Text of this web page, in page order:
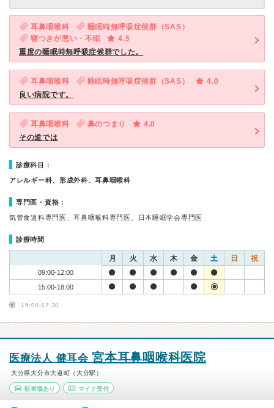
耳鼻咽喉科
睡眠時無呼吸症候群（SAS）
寝つきが悪い・不眠
4.5
重度の睡眠時無呼吸症候群でした。
耳鼻咽喉科 睡眠時無呼吸症候群（SAS）
4.0
良い病院です。
耳鼻咽喉科 鼻のつまり
4.0
その道では
診療科目：
アレルギー科、形成外科、耳鼻咽喉科
専門医・資格：
気管食道科専門医、耳鼻咽喉科専門医、日本睡眠学会専門医
診療時間
月 火 水 木 金 土 日 祝
09:00-12:00
15:00-18:00
15:00-17:30
医療法人 健耳会宮本耳鼻咽喉科医院
大分県大分市大道町（大分駅）
駐車場あり マイナ受付